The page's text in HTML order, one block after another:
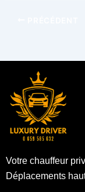
Votre chauffeur
Déplacements